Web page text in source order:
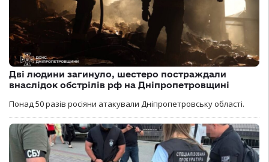
Дві людини загинуло, шестеро постраждали
внаслідок обстрілів рф на Дніпропетровщині
Понад 50 разів росіяни атакували Дніпропетровську області.